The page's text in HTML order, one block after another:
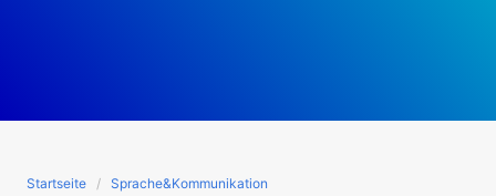
Startseite
Sprache&Kommunikation